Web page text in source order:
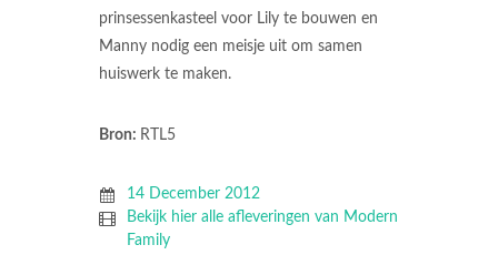
prinsessenkasteel voor Lily te bouwen en
Manny nodig een meisje uit om samen
huiswerk te maken.
Bron: RTL5
14 December 2012
Bekijk hier alle afleveringen van Modern
Family